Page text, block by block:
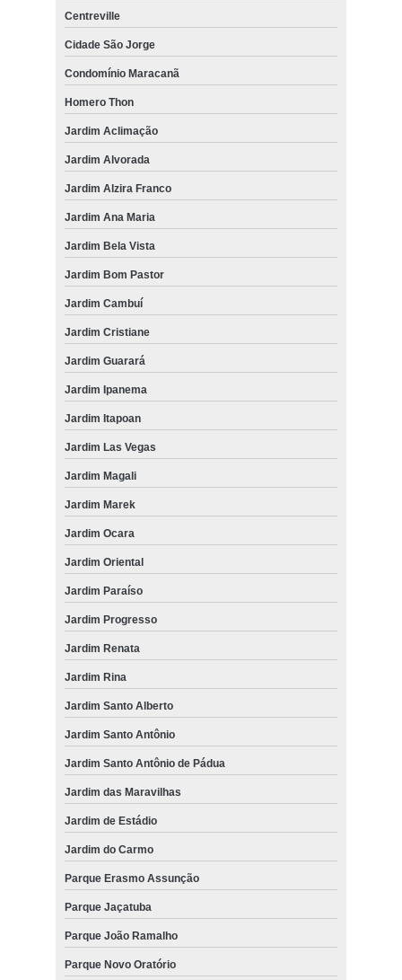
Centreville
Cidade São Jorge
Condomínio Maracanã
Homero Thon
Jardim Aclimação
Jardim Alvorada
Jardim Alzira Franco
Jardim Ana Maria
Jardim Bela Vista
Jardim Bom Pastor
Jardim Cambuí
Jardim Cristiane
Jardim Guarará
Jardim Ipanema
Jardim Itapoan
Jardim Las Vegas
Jardim Magali
Jardim Marek
Jardim Ocara
Jardim Oriental
Jardim Paraíso
Jardim Progresso
Jardim Renata
Jardim Rina
Jardim Santo Alberto
Jardim Santo Antônio
Jardim Santo Antônio de Pádua
Jardim das Maravilhas
Jardim de Estádio
Jardim do Carmo
Parque Erasmo Assunção
Parque Jaçatuba
Parque João Ramalho
Parque Novo Oratório